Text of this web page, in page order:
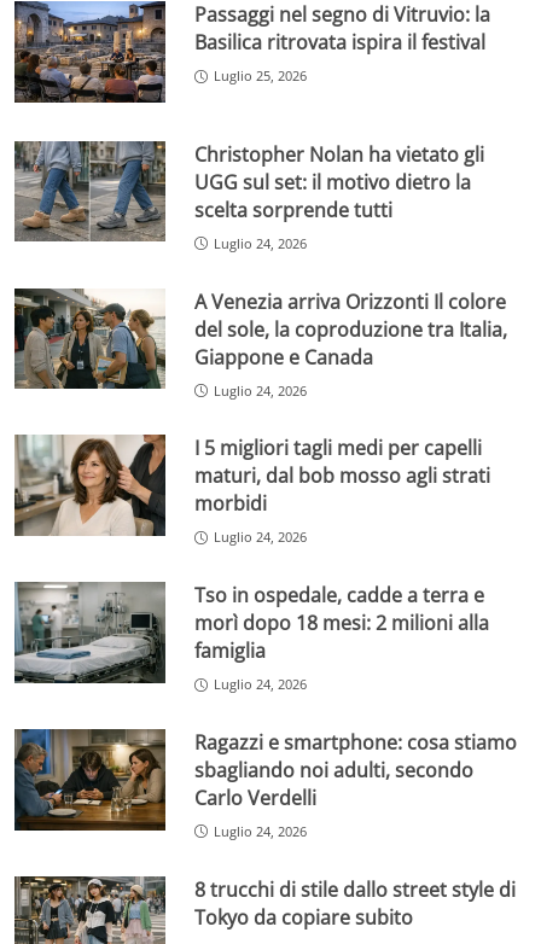
Passaggi nel segno di Vitruvio: la
Basilica ritrovata ispira il festival
Luglio 25, 2026
Christopher Nolan ha vietato gli
UGG sul set: il motivo dietro la
scelta sorprende tutti
Luglio 24, 2026
A Venezia arriva Orizzonti Il colore
del sole, la coproduzione tra Italia,
Giappone e Canada
Luglio 24, 2026
I 5 migliori tagli medi per capelli
maturi, dal bob mosso agli strati
morbidi
Luglio 24, 2026
Tso in ospedale, cadde a terra e
morì dopo 18 mesi: 2 milioni alla
famiglia
Luglio 24, 2026
Ragazzi e smartphone: cosa stiamo
sbagliando noi adulti, secondo
Carlo Verdelli
Luglio 24, 2026
8 trucchi di stile dallo street style di
Tokyo da copiare subito